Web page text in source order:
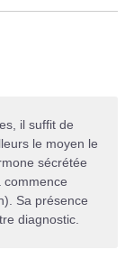
il suffit de
le moyen le
sécrétée
commence
Sa présence
diagnostic.